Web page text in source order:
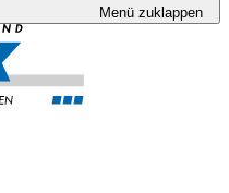
Menü zuklappen